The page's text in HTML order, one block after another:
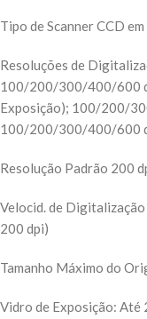
Tipo de Scanner CCD
Resoluções de
100/200/300/400/600
Exposição); 100/200/
100/200/300/400/600
Resolução Padrão 200
Velocid. de Digitalização
200 dpi)
Tamanho Máximo do
Vidro de Exposição: Até